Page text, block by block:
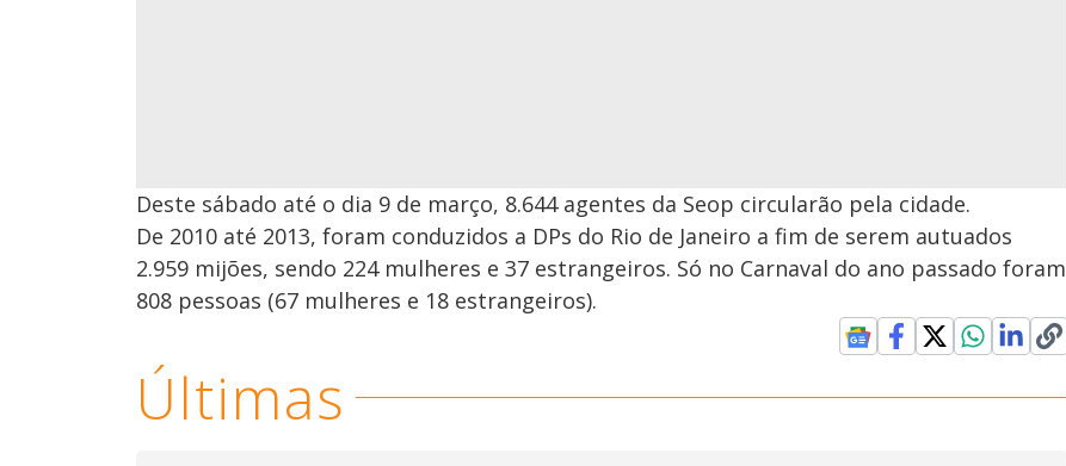
Deste sábado até o dia 9 de março, 8.644 agentes da Seop circularão pela cidade.
De 2010 até 2013, foram conduzidos a DPs do Rio de Janeiro a fim de serem autuados
2.959 mijões, sendo 224 mulheres e 37 estrangeiros. Só no Carnaval do ano passado foram
808 pessoas (67 mulheres e 18 estrangeiros).
Últimas